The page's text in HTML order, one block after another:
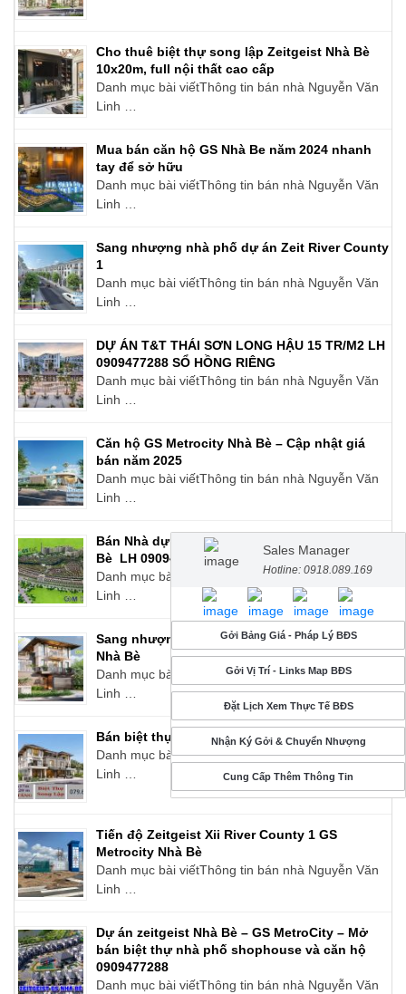
Cho thuê biệt thự song lập Zeitgeist Nhà Bè
10x20m, full nội thất cao cấp
Danh mục bài viếtThông tin bán nhà Nguyễn Văn
Linh …
Mua bán căn hộ GS Nhà Be năm 2024 nhanh
tay để sở hữu
Danh mục bài viếtThông tin bán nhà Nguyễn Văn
Linh …
Sang nhượng nhà phố dự án Zeit River County
1
Danh mục bài viếtThông tin bán nhà Nguyễn Văn
Linh …
DỰ ÁN T&T THÁI SƠN LONG HẬU 15 TR/M2 LH
0909477288 SỔ HỒNG RIÊNG
Danh mục bài viếtThông tin bán nhà Nguyễn Văn
Linh …
Căn hộ GS Metrocity Nhà Bè – Cập nhật giá
bán năm 2025
Danh mục bài viếtThông tin bán nhà Nguyễn Văn
Linh …
Bán Nhà dự án GS Metrocity – Zeitgeist Nhà
Bè LH 0909477288
Danh mục bài viếtThông tin bán nhà Nguyễn Văn
Linh …
Sang nhượng biệt thự song lập GS MetroCity
Nhà Bè
Danh mục bài viếtThông tin bán nhà Nguyễn Văn
Linh …
Bán biệt thự GS Metro City Nhà Bè
Danh mục bài viếtThông tin bán nhà Nguyễn Văn
Linh …
Tiến độ Zeitgeist Xii River County 1 GS
Metrocity Nhà Bè
Danh mục bài viếtThông tin bán nhà Nguyễn Văn
Linh …
Dự án zeitgeist Nhà Bè – GS MetroCity – Mở
bán biệt thự nhà phố shophouse và căn hộ
0909477288
Danh mục bài viếtThông tin bán nhà Nguyễn Văn
Sales Manager
Hotline: 0918.089.169
Gởi Bảng Giá - Pháp Lý BĐS
Gởi Vị Trí - Links Map BĐS
Đặt Lịch Xem Thực Tế BĐS
Nhận Ký Gởi & Chuyển Nhượng
Cung Cấp Thêm Thông Tin